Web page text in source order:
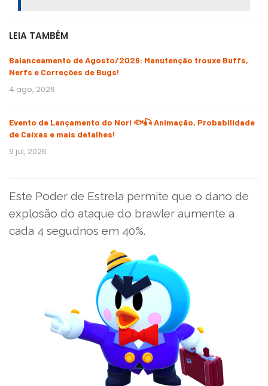
LEIA TAMBÉM
Balanceamento de Agosto/2026: Manutenção trouxe Buffs,
Nerfs e Correções de Bugs!
4 ago, 2026
Evento de Lançamento do Nori 🐟🎣 Animação, Probabilidade
de Caixas e mais detalhes!
9 jul, 2026
Este Poder de Estrela permite que o dano de
explosão do ataque do brawler aumente a
cada 4 segudnos em 40%.